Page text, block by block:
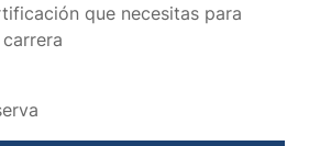
que necesitas para